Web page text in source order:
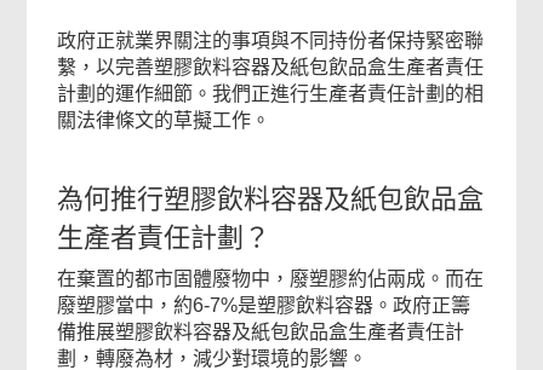
政府正就業界關注的事項與不同持份者保持緊密聯
繫，以完善塑膠飲料容器及紙包飲品盒生產者責任
計劃的運作細節。我們正進行生產者責任計劃的相
關法律條文的草擬工作。
為何推行塑膠飲料容器及紙包飲品盒
生產者責任計劃？
在棄置的都市固體廢物中，廢塑膠約佔兩成。而在
廢塑膠當中，約6-7%是塑膠飲料容器。政府正籌
備推展塑膠飲料容器及紙包飲品盒生產者責任計
劃，轉廢為材，減少對環境的影響。